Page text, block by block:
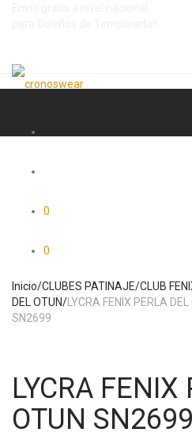
0
0
Inicio/CLUBES PATINAJE/CLUB
DEL OTUN/LYCRA FENIX PERLA DEL
SN2699
LYCRA FENIX
OTUN SN2699